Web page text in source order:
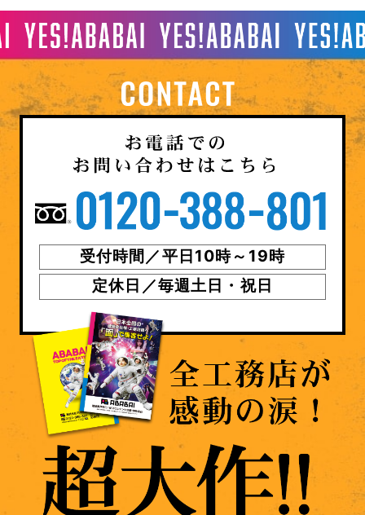
受付時間／平日10時～19時
定休日／毎週土日・祝日